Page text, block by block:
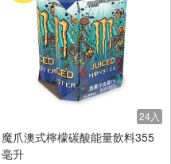
24入
魔爪澳式檸檬碳酸能量飲料355
毫升